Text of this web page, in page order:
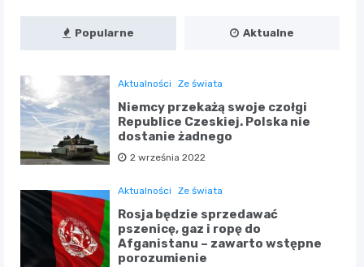
Popularne Aktualne
Aktualności Ze świata
Niemcy przekażą swoje czołgi
Republice Czeskiej. Polska nie
dostanie żadnego
2 września 2022
Aktualności Ze świata
Rosja będzie sprzedawać
pszenicę, gaz i ropę do
Afganistanu – zawarto wstępne
porozumienie